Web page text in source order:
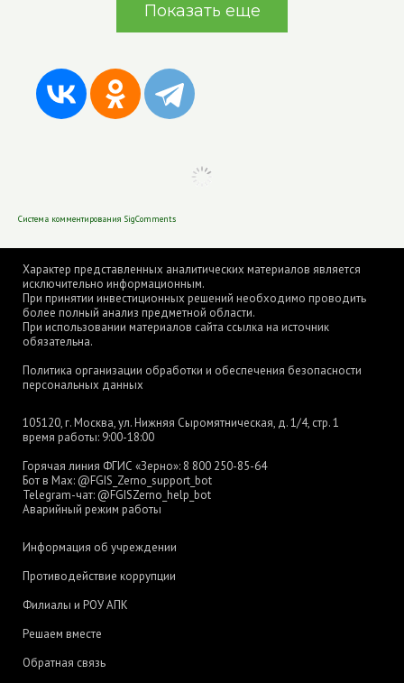
Показать еще
Система комментирования SigComments
Характер представленных аналитических материалов является
исключительно информационным.
При принятии инвестиционных решений необходимо проводить
более полный анализ предметной области.
При использовании материалов сайта ссылка на источник
обязательна.
Политика организации обработки и обеспечения безопасности
персональных данных
105120, г. Москва, ул. Нижняя Сыромятническая, д. 1/4, стр. 1
время работы: 9:00-18:00
Горячая линия ФГИС «Зерно»: 8 800 250-85-64
Бот в Max: @FGIS_Zerno_support_bot
Telegram-чат: @FGISZerno_help_bot
Аварийный режим работы
Информация об учреждении
Противодействие коррупции
Филиалы и РОУ АПК
Решаем вместе
Обратная связь